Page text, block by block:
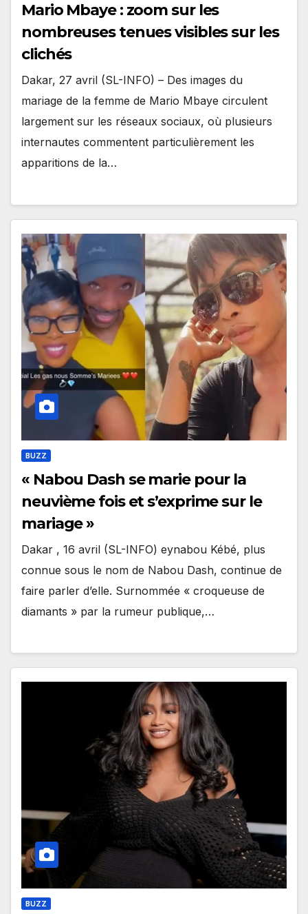
Mario Mbaye : zoom sur les
nombreuses tenues visibles sur les
clichés
Dakar, 27 avril (SL-INFO) – Des images du
mariage de la femme de Mario Mbaye circulent
largement sur les réseaux sociaux, où plusieurs
internautes commentent particulièrement les
apparitions de la…
BUZZ
« Nabou Dash se marie pour la
neuvième fois et s’exprime sur le
mariage »
Dakar , 16 avril (SL-INFO) eynabou Kébé, plus
connue sous le nom de Nabou Dash, continue de
faire parler d’elle. Surnommée « croqueuse de
diamants » par la rumeur publique,…
BUZZ